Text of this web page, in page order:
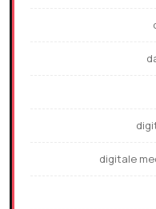
digitale